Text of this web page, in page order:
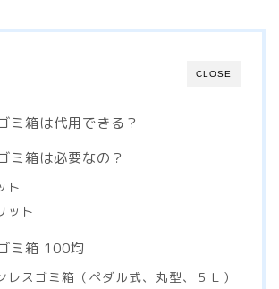
CLOSE
ミ箱は代用できる？
ミ箱は必要なの？
ト
ット
ミ箱 100均
レスゴミ箱（ペダル式、丸型、５Ｌ）